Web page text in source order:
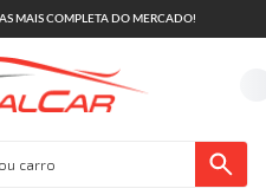
MAIS COMPLETA DO MERCADO!